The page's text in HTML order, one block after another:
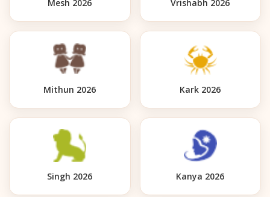
Mesh 2026 Vrishabh 2026
Mithun 2026 Kark 2026
Singh 2026 Kanya 2026